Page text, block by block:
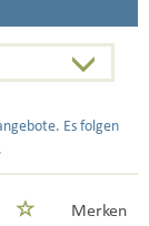
Es folgen
Merken